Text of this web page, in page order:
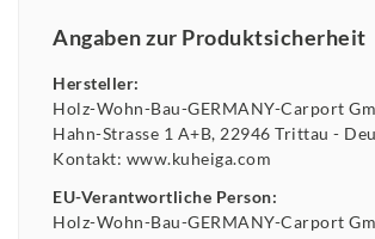
Angaben zur Produktsicherheit
Hersteller:
Holz-Wohn-Bau-GERMANY-Carport
Hahn-Strasse 1 A+B 22946 Trittau
Kontakt: www.kuheiga.com
EU-Verantwortliche Person:
Holz-Wohn-Bau-GERMANY-Carport